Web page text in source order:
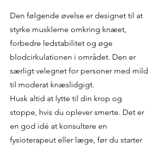
Den følgende øvelse er designet til at
styrke musklerne omkring knæet,
forbedre ledstabilitet og øge
blodcirkulationen i området. Den er
særligt velegnet for personer med mild
til moderat knæslidgigt.
Husk altid at lytte til din krop og
stoppe, hvis du oplever smerte. Det er
en god idé at konsultere en
fysioterapeut eller læge, før du starter